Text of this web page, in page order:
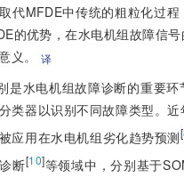
代MFDE中传统的粗粒化过
的优势，在水电机组故障信
义。
译
是水电机组故障诊断的重要
类器以识别不同故障类型。
应用在水电机组劣化趋势预测[
断[10]等领域中，分别基于